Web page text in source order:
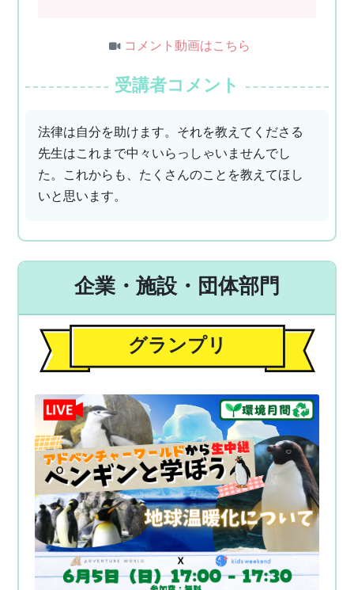
コメント動画はこちら
受講者コメント
法律は自分を助けます。それを教えてくださる
先生はこれまで中々いらっしゃいませんでし
た。これからも、たくさんのことを教えてほし
いと思います。
企業・施設・団体部門
グランプリ